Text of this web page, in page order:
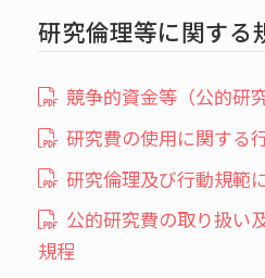
研究倫理等に関する
競争的資金等（公的研
研究費の使用に関する
研究倫理及び行動規範
公的研究費の取り扱い
規程